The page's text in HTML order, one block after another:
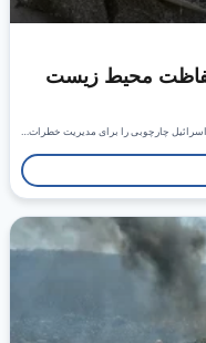
محیط زیست
چارچوبی را برای مدیریت خطرات…